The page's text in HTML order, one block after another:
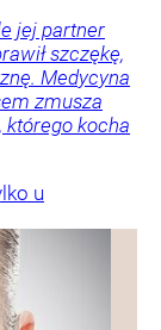
jej partner
szczękę,
Medycyna
zmusza
którego kocha
u